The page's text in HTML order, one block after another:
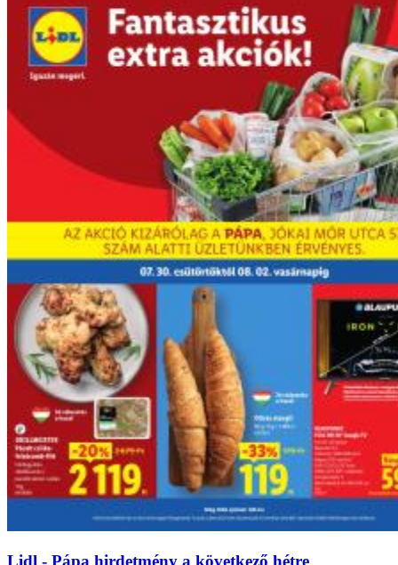
Lidl - Pápa hirdetmény a következő hétre